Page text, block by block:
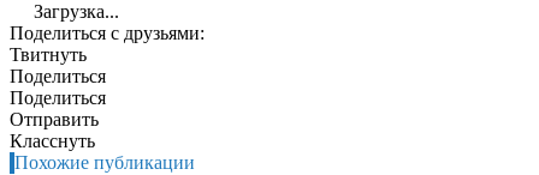
Загрузка...
Поделиться с друзьями:
Твитнуть
Поделиться
Поделиться
Отправить
Класснуть
Похожие публикации